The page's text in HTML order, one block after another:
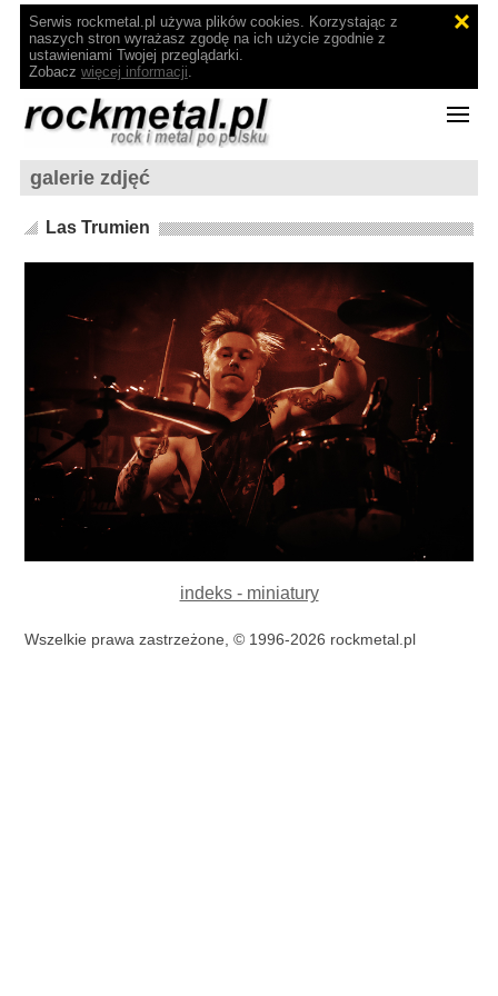
Serwis rockmetal.pl używa plików cookies. Korzystając z
naszych stron wyrażasz zgodę na ich użycie zgodnie z
ustawieniami Twojej przeglądarki.
Zobacz więcej informacji.
galerie zdjęć
Las Trumien
indeks - miniatury
Wszelkie prawa zastrzeżone, © 1996-2026 rockmetal.pl